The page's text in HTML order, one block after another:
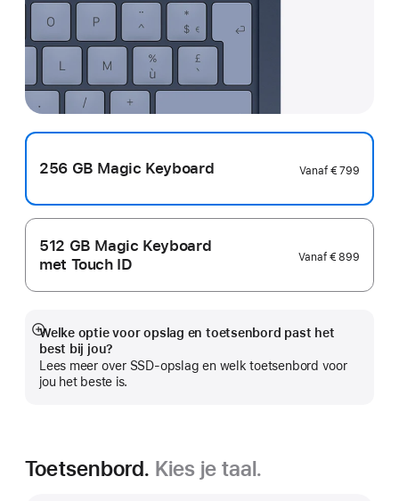
256 GB Magic Keyboard Vanaf € 799
512 GB Magic Keyboard
met Touch ID
Vanaf € 899
Welke optie voor opslag en toetsenbord past het
best bij jou?
Lees meer over SSD-opslag en welk toetsenbord voor
jou het beste is.
Meer
Toetsenbord. Kies je taal.